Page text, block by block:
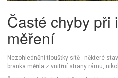
Časté chyby při
měření
Nezohlednění tloušťky sítě - některé
branka měřila z vnitřní strany rámu,